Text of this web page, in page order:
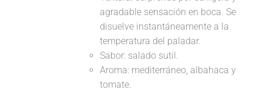
agradable sensación en boca. Se
disuelve instantáneamente a la
temperatura del paladar.
Sabor: salado sutil.
Aroma: mediterráneo, albahaca y
tomate.